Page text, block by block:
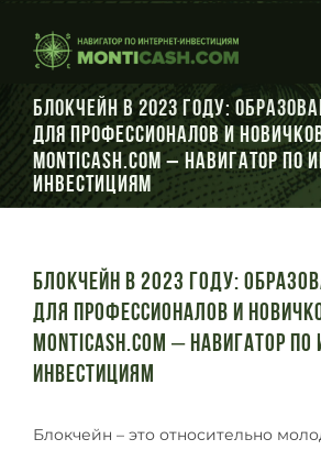
content
Блокчейн в 2023 году:
для Профессионалов и
Monticash.com – Навигатор по
инвестициям
Блокчейн в 2023 году:
для Профессионалов и
Monticash.com – Навигатор по
инвестициям
Блокчейн – это относительно